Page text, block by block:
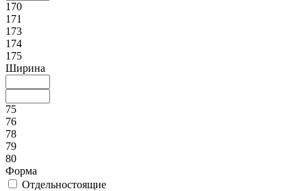
170
171
173
174
175
Ширина
75
76
78
79
80
Форма
Отдельностоящие